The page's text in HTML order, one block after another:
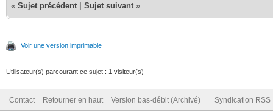
« Sujet précédent Sujet suivant »
Voir une version imprimable
Utilisateur(s) parcourant ce sujet : 1 visiteur(s)
Contact Retourner en haut Version bas-débit (Archivé) Syndication RSS